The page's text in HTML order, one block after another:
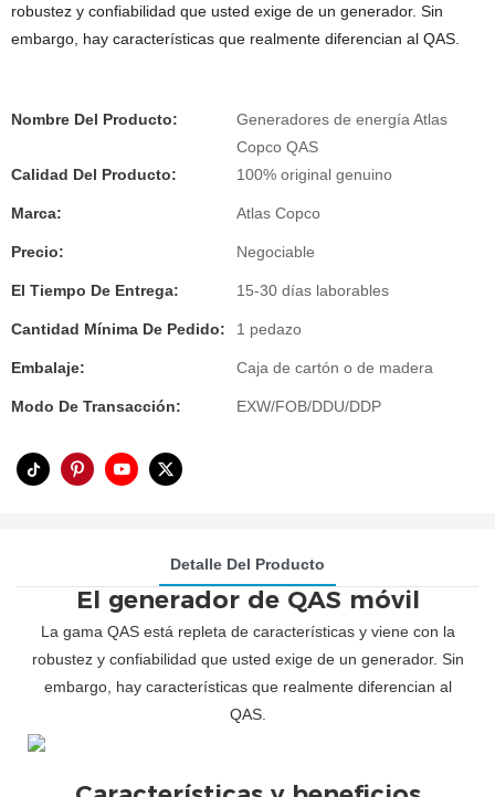
robustez y confiabilidad que usted exige de un generador. Sin
embargo, hay características que realmente diferencian al QAS.
Nombre Del Producto:
Generadores de energía Atlas
Copco QAS
Calidad Del Producto:
100% original genuino
Marca: Atlas Copco
Precio: Negociable
El Tiempo De Entrega: 15-30 días laborables
Cantidad Mínima De Pedido: 1 pedazo
Embalaje: Caja de cartón o de madera
Modo De Transacción: EXW/FOB/DDU/DDP
Detalle Del Producto
El generador de QAS móvil
La gama QAS está repleta de características y viene con la
robustez y confiabilidad que usted exige de un generador. Sin
embargo, hay características que realmente diferencian al
QAS.